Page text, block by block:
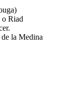
o Riad
la Medina